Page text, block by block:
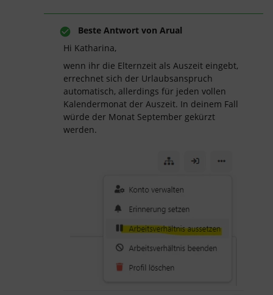
Beste Antwort von Arual
Hi Katharina,
wenn ihr die Elternzeit als Auszeit eingebt,
errechnet sich der Urlaubsanspruch
automatisch, allerdings für jeden vollen
Kalendermonat der Auszeit. In deinem Fall
würde der Monat September gekürzt
werden.